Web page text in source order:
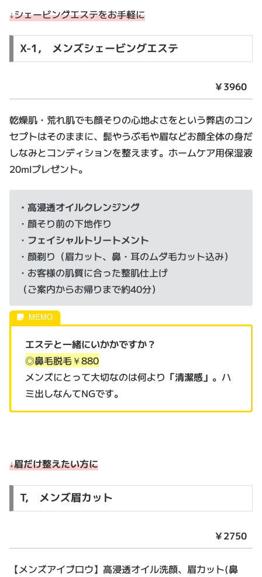
↓シェービングエステをお手軽に
X-1, メンズシェービングエステ
￥3960
乾燥肌・荒れ肌でも顔そりの心地よさをという弊店のコン
セプトはそのままに、髭やうぶ毛や眉などお顔全体の身だ
しなみとコンディションを整えます。ホームケア用保湿液
20mlプレゼント。
・高浸透オイルクレンジング
・顔そり前の下地作り
・ フェイシャルトリートメント
・顔剃り（眉カット、鼻・耳のムダ毛カット込み）
・お客様の肌質に合った整肌仕上げ
（ご案内からお帰りまで約40分）
エステと一緒にいかかですか？
◎鼻毛脱毛￥880
メンズにとって大切なのは何より 「清潔感」 。ハ
ミ出しなんてNGです。
↓眉だけ整えたい方に
T, メンズ眉カット
￥2750
【メンズアイブロウ】高浸透オイル洗顔、眉カット(鼻